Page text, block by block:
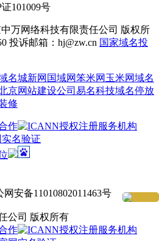
101009号
万网络科技有限责任公司 版权所
投诉邮箱：hj@zw.cn 国家域名投
名城新网 国域网笨米网 玉米网域名
京网站建设公司 易名科技域名停放
修
安备11010802011463号
公司 版权所有